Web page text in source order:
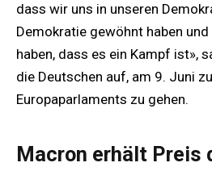
dass wir uns in unseren
Demokratie gewöhnt haben
haben, dass es ein Kampf ist»,
die Deutschen auf, am 9. Juni
Europaparlaments zu gehen.
Macron erhält Preis